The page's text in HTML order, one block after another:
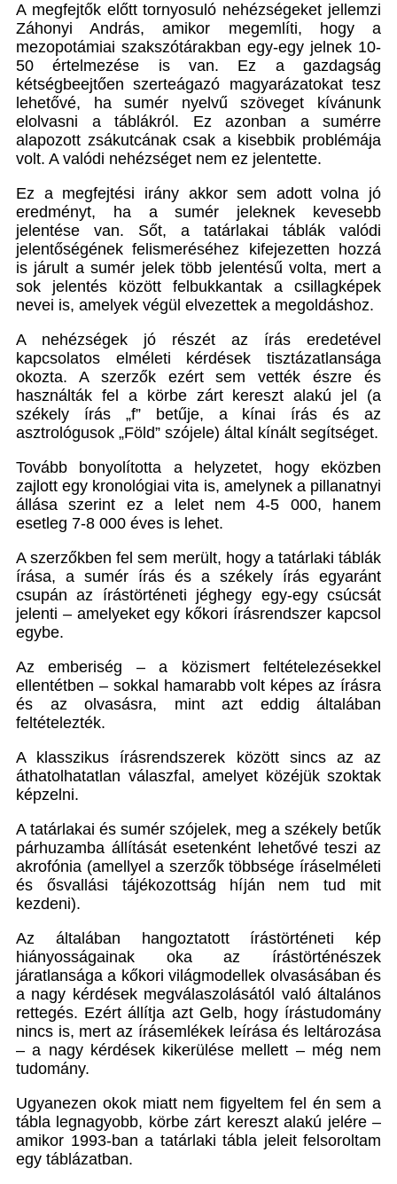
A megfejtők előtt tornyosuló nehézségeket jellemzi
Záhonyi András, amikor megemlíti, hogy a
mezopotámiai szakszótárakban egy-egy jelnek 10-
50 értelmezése is van. Ez a gazdagság
kétségbeejtően szerteágazó magyarázatokat tesz
lehetővé, ha sumér nyelvű szöveget kívánunk
elolvasni a táblákról. Ez azonban a sumérre
alapozott zsákutcának csak a kisebbik problémája
volt. A valódi nehézséget nem ez jelentette.
Ez a megfejtési irány akkor sem adott volna jó
eredményt, ha a sumér jeleknek kevesebb
jelentése van. Sőt, a tatárlakai táblák valódi
jelentőségének felismeréséhez kifejezetten hozzá
is járult a sumér jelek több jelentésű volta, mert a
sok jelentés között felbukkantak a csillagképek
nevei is, amelyek végül elvezettek a megoldáshoz.
A nehézségek jó részét az írás eredetével
kapcsolatos elméleti kérdések tisztázatlansága
okozta. A szerzők ezért sem vették észre és
használták fel a körbe zárt kereszt alakú jel (a
székely írás „f” betűje, a kínai írás és az
asztrológusok „Föld” szójele) által kínált segítséget.
Tovább bonyolította a helyzetet, hogy eközben
zajlott egy kronológiai vita is, amelynek a pillanatnyi
állása szerint ez a lelet nem 4-5 000, hanem
esetleg 7-8 000 éves is lehet.
A szerzőkben fel sem merült, hogy a tatárlaki táblák
írása, a sumér írás és a székely írás egyaránt
csupán az írástörténeti jéghegy egy-egy csúcsát
jelenti – amelyeket egy kőkori írásrendszer kapcsol
egybe.
Az emberiség – a közismert feltételezésekkel
ellentétben – sokkal hamarabb volt képes az írásra
és az olvasásra, mint azt eddig általában
feltételezték.
A klasszikus írásrendszerek között sincs az az
áthatolhatatlan válaszfal, amelyet közéjük szoktak
képzelni.
A tatárlakai és sumér szójelek, meg a székely betűk
párhuzamba állítását esetenként lehetővé teszi az
akrofónia (amellyel a szerzők többsége íráselméleti
és ősvallási tájékozottság híján nem tud mit
kezdeni).
Az általában hangoztatott írástörténeti kép
hiányosságainak oka az írástörténészek
járatlansága a kőkori világmodellek olvasásában és
a nagy kérdések megválaszolásától való általános
rettegés. Ezért állítja azt Gelb, hogy írástudomány
nincs is, mert az írásemlékek leírása és leltározása
– a nagy kérdések kikerülése mellett – még nem
tudomány.
Ugyanezen okok miatt nem figyeltem fel én sem a
tábla legnagyobb, körbe zárt kereszt alakú jelére –
amikor 1993-ban a tatárlaki tábla jeleit felsoroltam
egy táblázatban.